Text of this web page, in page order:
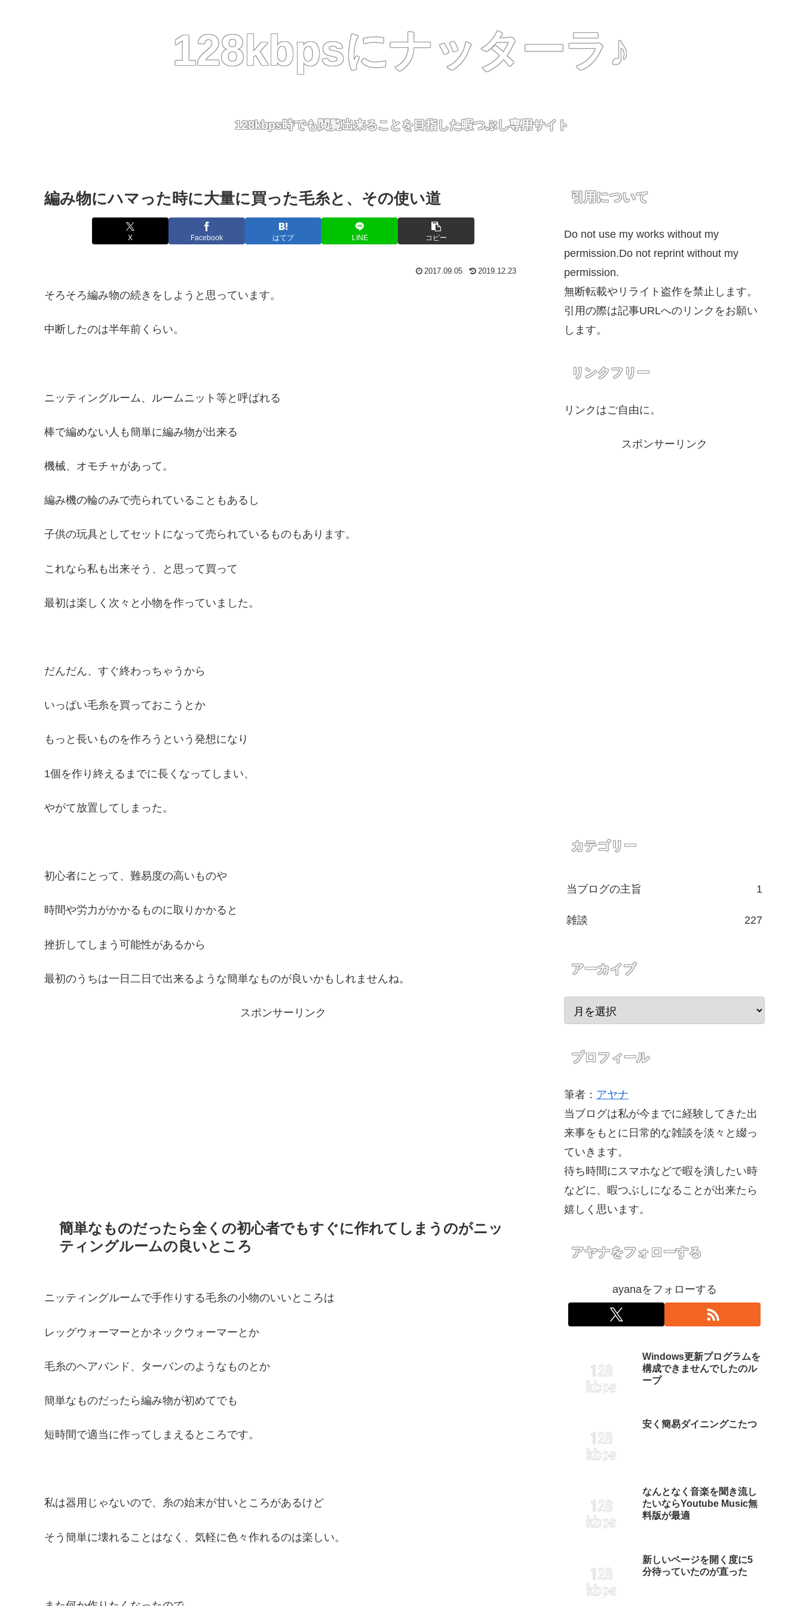
128kbpsにナッターラ♪
128kbps時でも閲覧出来ることを目指した暇つぶし専用サイト
編み物にハマった時に大量に買った毛糸と、その使い道
X Facebook はてブ LINE コピー
2017.09.05 2019.12.23
そろそろ編み物の続きをしようと思っています。
中断したのは半年前くらい。
ニッティングルーム、ルームニット等と呼ばれる
棒で編めない人も簡単に編み物が出来る
機械、オモチャがあって。
編み機の輪のみで売られていることもあるし
子供の玩具としてセットになって売られているものもあります。
これなら私も出来そう、と思って買って
最初は楽しく次々と小物を作っていました。
だんだん、すぐ終わっちゃうから
いっぱい毛糸を買っておこうとか
もっと長いものを作ろうという発想になり
1個を作り終えるまでに長くなってしまい、
やがて放置してしまった。
初心者にとって、難易度の高いものや
時間や労力がかかるものに取りかかると
挫折してしまう可能性があるから
最初のうちは一日二日で出来るような簡単なものが良いかもしれませんね。
スポンサーリンク
簡単なものだったら全くの初心者でもすぐに作れてしまうのがニッ
ティングルームの良いところ
ニッティングルームで手作りする毛糸の小物のいいところは
レッグウォーマーとかネックウォーマーとか
毛糸のヘアバンド、ターバンのようなものとか
簡単なものだったら編み物が初めてでも
短時間で適当に作ってしまえるところです。
私は器用じゃないので、糸の始末が甘いところがあるけど
そう簡単に壊れることはなく、気軽に色々作れるのは楽しい。
引用について
Do not use my works without my
permission.Do not reprint without my
permission.
無断転載やリライト盗作を禁止します。
引用の際は記事URLへのリンクをお願い
します。
リンクフリー
リンクはご自由に。
スポンサーリンク
カテゴリー
当ブログの主旨 1
雑談 227
アーカイブ
プロフィール
筆者： アヤナ
当ブログは私が今までに経験してきた出
来事をもとに日常的な雑談を淡々と綴っ
ていきます。
待ち時間にスマホなどで暇を潰したい時
などに、暇つぶしになることが出来たら
嬉しく思います。
アヤナをフォローする
ayanaをフォローする
Windows更新プログラムを
構成できませんでしたのル
ープ
安く簡易ダイニングこたつ
なんとなく音楽を聞き流し
たいならYoutube Music無
料版が最適
新しいページを開く度に5
分待っていたのが直った